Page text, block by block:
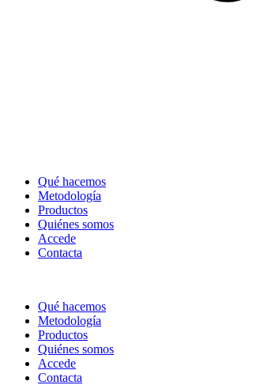
Qué hacemos
Metodología
Productos
Quiénes somos
Accede
Contacta
Qué hacemos
Metodología
Productos
Quiénes somos
Accede
Contacta